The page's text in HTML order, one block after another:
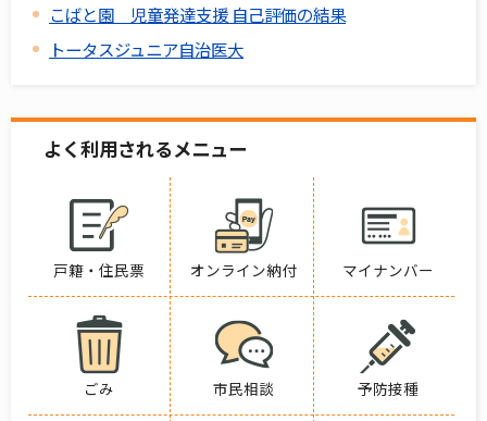
こばと園 児童発達支援 自己評価の結果
トータスジュニア自治医大
よく利用されるメニュー
戸籍・住民票 オンライン納付 マイナンバー
ごみ 市民相談 予防接種